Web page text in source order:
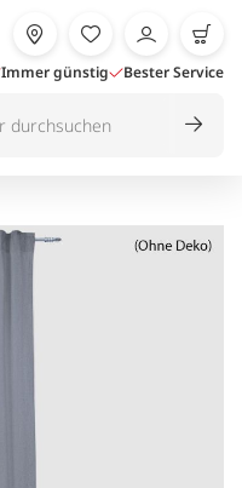
Immer günstig Bester Service